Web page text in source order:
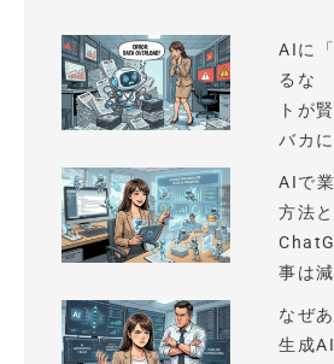
AIに
るな
トが
バカ
AIで
方法
事は
なぜ
生成